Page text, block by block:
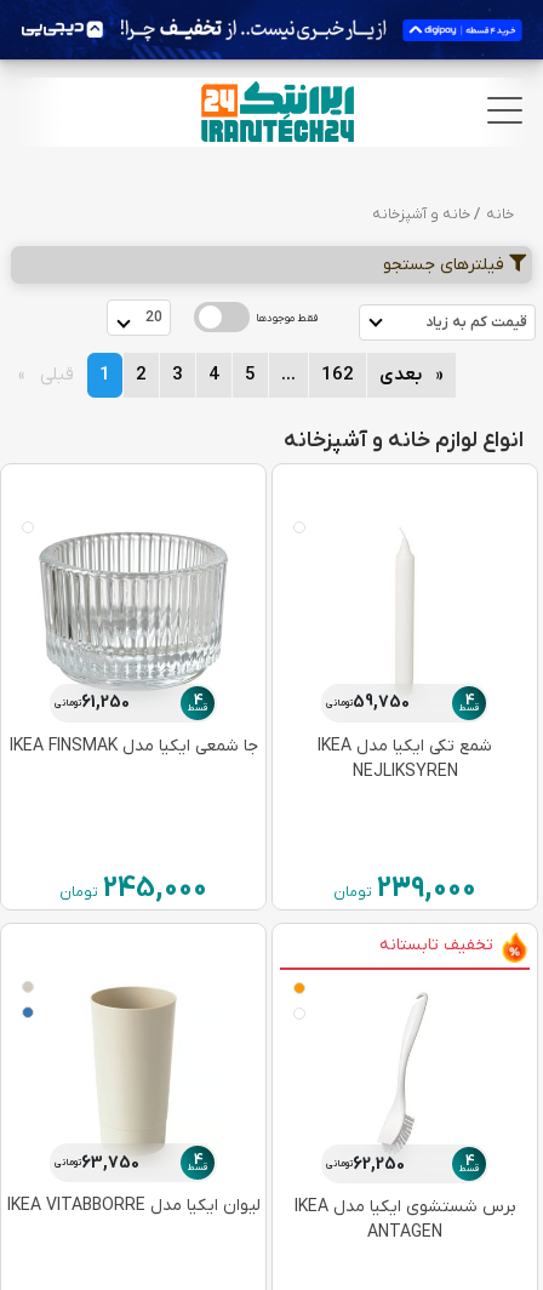
خانه خانه و آشپزخانه
فیلترهای جستجو
فقط موجودها
قبلی pageYou're
1 page
2 page
3 page
4 page
5 page
... page
162 page
انواع لوازم خانه و آشپزخانه
4
قسط 59,750تومانی
شمع تکی ایکیا مدل IKEA
NEJLIKSYREN
239,000 تومان
4
قسط 61,250تومانی
جا شمعی ایکیا مدل IKEA FINSMAK
245,000 تومان
تخفیف تابستانه
4
قسط 62,250تومانی
برس شستشوی ایکیا مدل IKEA
ANTAGEN
4
قسط 63,750تومانی
لیوان ایکیا مدل IKEA VITABBORRE